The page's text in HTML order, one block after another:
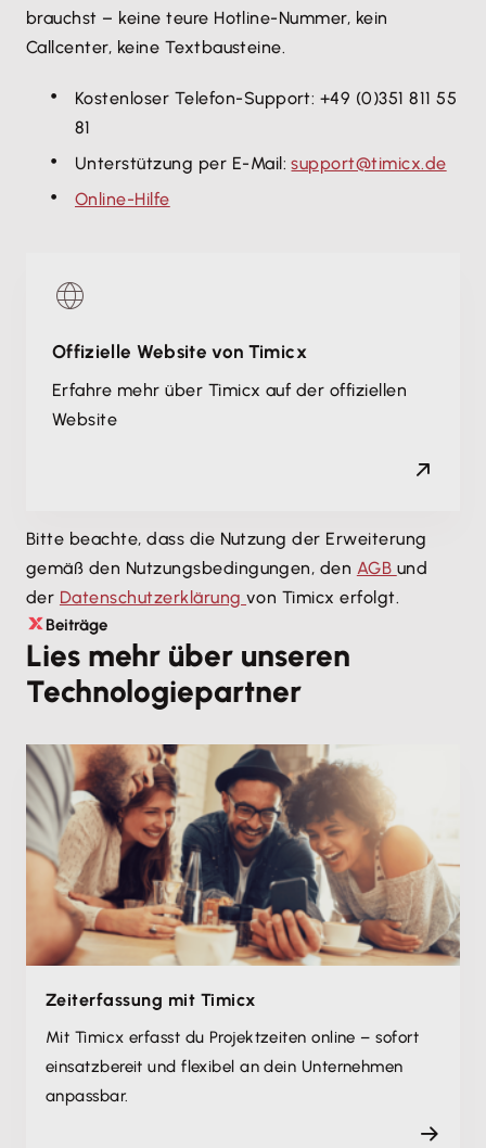
brauchst – keine teure Hotline-Nummer, kein
Callcenter, keine Textbausteine.
Kostenloser Telefon-Support: +49 (0)351 811 55
81
Unterstützung per E-Mail:support@timicx.de
Online-Hilfe
Offizielle Website von Timicx
Erfahre mehr über Timicx auf der offiziellen
Website
Bitte beachte, dass die Nutzung der Erweiterung
gemäß den Nutzungsbedingungen, den AGB und
der Datenschutzerklärungvon Timicx erfolgt.
Beiträge
Lies mehr über unseren
Technologiepartner
Zeiterfassung mit Timicx
Mit Timicx erfasst du Projektzeiten online – sofort
einsatzbereit und flexibel an dein Unternehmen
anpassbar.